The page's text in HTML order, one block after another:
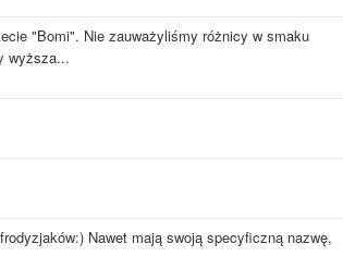
"Bomi". Nie zauważyliśmy różnicy w smaku
wyższa...
Nawet mają swoją specyficzną nazwę,